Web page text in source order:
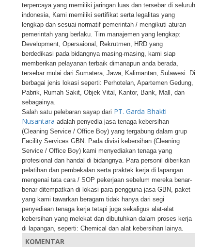
terpercaya yang memiliki jaringan luas dan tersebar di seluruh
indonesia, Kami memiliki sertifikat serta legalitas yang
lengkap dan sesuai normatif pemerintah / mengikuti aturan
pemerintah yang berlaku. Tim manajemen yang lengkap:
Development, Opersaional, Rekrutmen, HRD yang
berdedikasi pada bidangnya masing-masing, kami siap
memberikan pelayanan terbaik dimanapun anda berada,
tersebar mulai dari Sumatera, Jawa, Kalimantan, Sulawesi. Di
berbagai jenis lokasi seperti: Perhotelan, Apartemen Gedung,
Pabrik, Rumah Sakit, Objek Vital, Kantor, Bank, Mall, dan
sebagainya.
Salah satu pelebaran sayap dari PT. Garda Bhakti
Nusantara adalah penyedia jasa tenaga kebersihan
(Cleaning Service / Office Boy) yang tergabung dalam grup
Facility Services GBN. Pada divisi kebersihan (Cleaning
Service / Office Boy) kami menyediakan tenaga yang
profesional dan handal di bidangnya. Para personil diberikan
pelatihan dan pembekalan serta praktek kerja di lapangan
mengenai tata cara / SOP pekerjaan sebelum mereka benar-
benar ditempatkan di lokasi para pengguna jasa GBN, paket
yang kami tawarkan beragam tidak hanya dari segi
penyediaan tenaga kerja tetapi juga sekaligus alat-alat
kebersihan yang melekat dan dibutuhkan dalam proses kerja
di lapangan, seperti: Chemical dan alat kebersihan lainya.
KOMENTAR